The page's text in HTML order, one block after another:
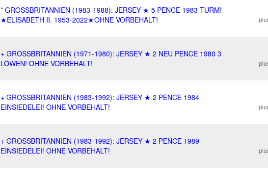
* GROSSBRITANNIEN (1983-1988): JERSEY ★ 5 PENCE 1983 TURM!
★ELISABETH II. 1953-2022★OHNE VORBEHALT!
+ GROSSBRITANNIEN (1971-1980): JERSEY ★ 2 NEU PENCE 1980 3
LÖWEN! OHNE VORBEHALT!
+ GROSSBRITANNIEN (1983-1992): JERSEY ★ 2 PENCE 1984
EINSIEDELEI! OHNE VORBEHALT!
+ GROSSBRITANNIEN (1983-1992): JERSEY ★ 2 PENCE 1989
EINSIEDELEI! OHNE VORBEHALT!